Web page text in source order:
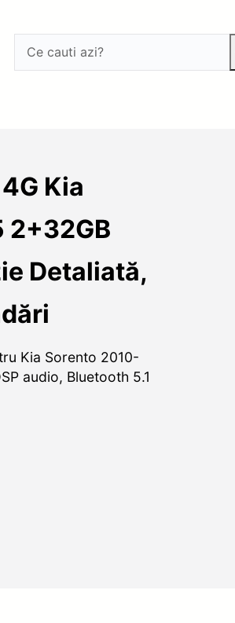
Kia
2+32GB
Detaliată,
Kia Sorento 2010-
audio, Bluetooth 5.1